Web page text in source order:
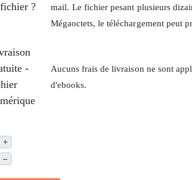
?
mail. Le fichier pesant plusieurs
Mégaoctets, le téléchargement peut
-
Aucuns frais de livraison ne sont
d'ebooks.
+
–